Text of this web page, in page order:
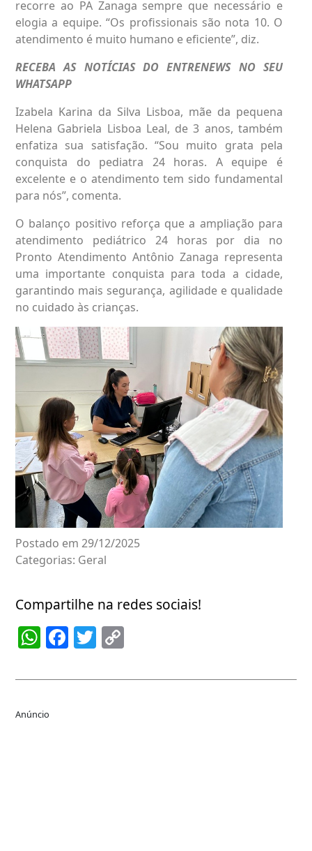
recorre ao PA Zanaga sempre que necessário e
elogia a equipe. “Os profissionais são nota 10. O
atendimento é muito humano e eficiente”, diz.
RECEBA AS NOTÍCIAS DO ENTRENEWS NO SEU
WHATSAPP
Izabela Karina da Silva Lisboa, mãe da pequena
Helena Gabriela Lisboa Leal, de 3 anos, também
enfatiza sua satisfação. “Sou muito grata pela
conquista do pediatra 24 horas. A equipe é
excelente e o atendimento tem sido fundamental
para nós”, comenta.
O balanço positivo reforça que a ampliação para
atendimento pediátrico 24 horas por dia no
Pronto Atendimento Antônio Zanaga representa
uma importante conquista para toda a cidade,
garantindo mais segurança, agilidade e qualidade
no cuidado às crianças.
Postado em 29/12/2025
Categorias: Geral
Compartilhe na redes sociais!
WhatsApp
Facebook
Twitter
Anúncio